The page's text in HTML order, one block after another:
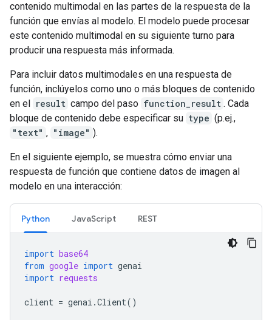
contenido multimodal en las partes de la respuesta de la
función que envías al modelo. El modelo puede procesar
este contenido multimodal en su siguiente turno para
producir una respuesta más informada.
Para incluir datos multimodales en una respuesta de
función, inclúyelos como uno o más bloques de contenido
en el
result campo del paso function_result . Cada
bloque de contenido debe especificar su type (p.ej.,
"text" , "image" ).
En el siguiente ejemplo, se muestra cómo enviar una
respuesta de función que contiene datos de imagen al
modelo en una interacción:
Python JavaScript REST
import base64
from google import genai
import requests
client = genai .Client()